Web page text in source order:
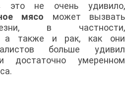
это не очень удивило,
мясо может вызвать
в частности,
а также и рак, как они
больше удивил
достаточно умеренном